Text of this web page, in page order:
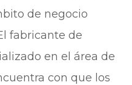
de negocio
fabricante de
en el área de
con que los